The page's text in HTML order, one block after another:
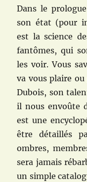
Dans le
son état (pour
est la science
fantômes, qui
les voir. Vous
va vous plaire
Dubois, son
il nous envoûte
est une
être détaillés
ombres,
sera jamais
un simple